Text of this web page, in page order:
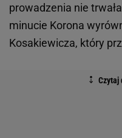
prowadzenia nie
minucie Korona
Kosakiewicza, który